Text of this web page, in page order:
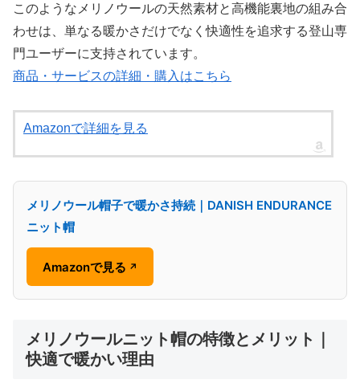
このようなメリノウールの天然素材と高機能裏地の組み合
わせは、単なる暖かさだけでなく快適性を追求する登山専
門ユーザーに支持されています。
商品・サービスの詳細・購入はこちら
Amazonで詳細を見る
メリノウール帽子で暖かさ持続｜DANISH ENDURANCE
ニット帽
Amazonで見る ↗
メリノウールニット帽の特徴とメリット｜
快適で暖かい理由